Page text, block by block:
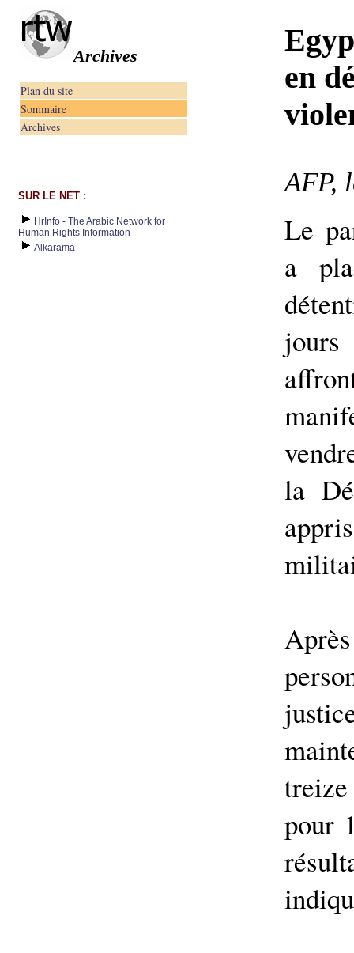
Archives
Plan du site
Sommaire
Archives
SUR LE NET :
HrInfo - The Arabic Network for
Human Rights Information
Alkarama
en
AFP,
Le
a
la
pour